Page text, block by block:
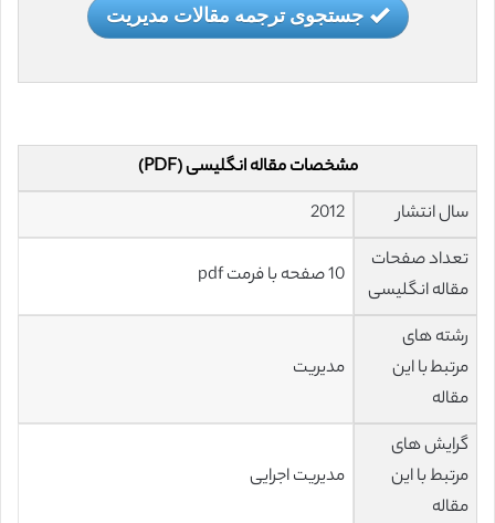
جستجوی ترجمه مقالات مدیریت
مشخصات مقاله انگلیسی (PDF)
سال انتشار
2012
تعداد صفحات
مقاله انگلیسی
10 صفحه با فرمت pdf
رشته های
مرتبط با این
مقاله
مدیریت
گرایش های
مرتبط با این
مقاله
مدیریت اجرایی